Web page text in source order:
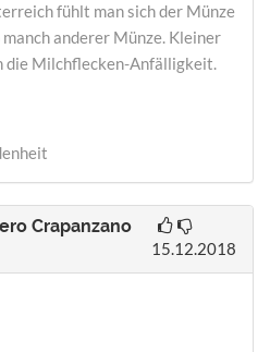
fühlt man sich der Münze
anderer Münze. Kleiner
die Milchflecken-Anfälligkeit.
Crapanzano
15.12.2018